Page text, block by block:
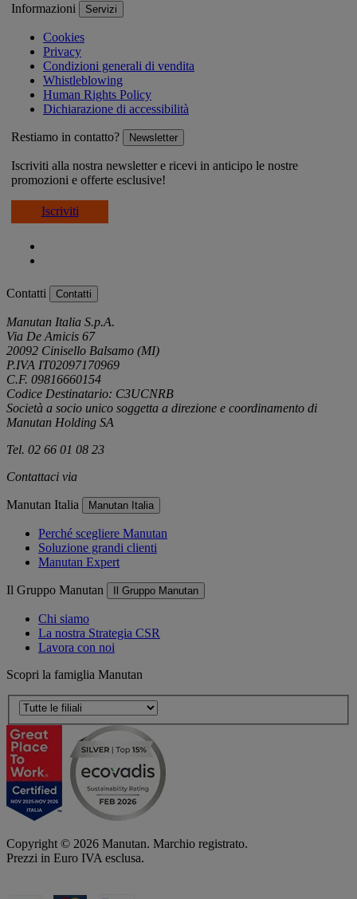
Informazioni Servizi
Cookies
Privacy
Condizioni generali di vendita
Whistleblowing
Human Rights Policy
Dichiarazione di accessibilità
Restiamo in contatto? Newsletter
Iscriviti alla nostra newsletter e ricevi in anticipo le nostre
promozioni e offerte esclusive!
Iscriviti
Contatti Contatti
Manutan Italia S.p.A.
Via De Amicis 67
20092 Cinisello Balsamo (MI)
P.IVA IT02097170969
C.F. 09816660154
Codice Destinatario: C3UCNRB
Società a socio unico soggetta a direzione e coordinamento di
Manutan Holding SA
Tel. 02 66 01 08 23
Contattaci via
Manutan Italia Manutan Italia
Perché scegliere Manutan
Soluzione grandi clienti
Manutan Expert
Il Gruppo Manutan Il Gruppo Manutan
Chi siamo
La nostra Strategia CSR
Lavora con noi
Scopri la famiglia Manutan
Copyright © 2026 Manutan. Marchio registrato.
Prezzi in Euro IVA esclusa.